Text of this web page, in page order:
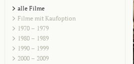
alle Filme
Filme mit Kaufoption
1970 – 1979
1980 – 1989
1990 – 1999
2000 – 2009